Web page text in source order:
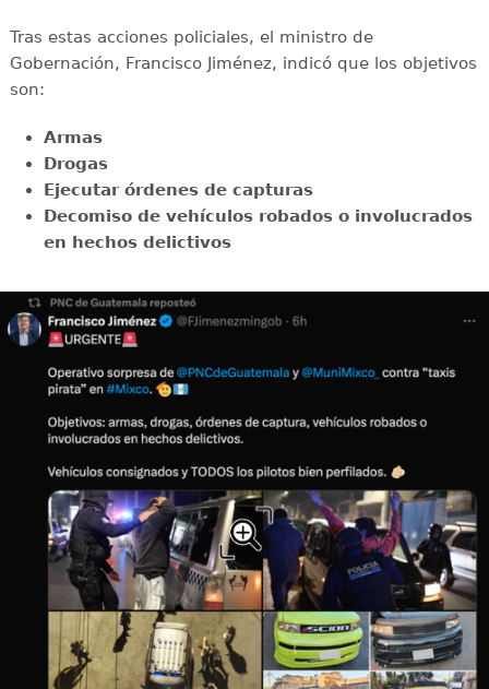
Tras estas acciones policiales, el ministro de
Gobernación, Francisco Jiménez, indicó que los objetivos
son:
Armas
Drogas
Ejecutar órdenes de capturas
Decomiso de vehículos robados o involucrados
en hechos delictivos